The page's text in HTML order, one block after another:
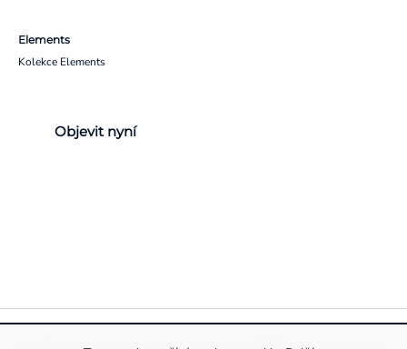
Elements
Kolekce Elements
Objevit nyní